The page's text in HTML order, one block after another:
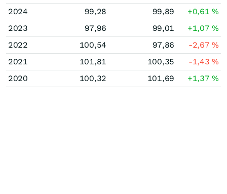
2024
99,28 99,89 +0,61%
2023
97,96 99,01 +1,07%
2022
100,54 97,86 -2,67%
2021
101,81 100,35 -1,43%
2020
100,32 101,69 +1,37%